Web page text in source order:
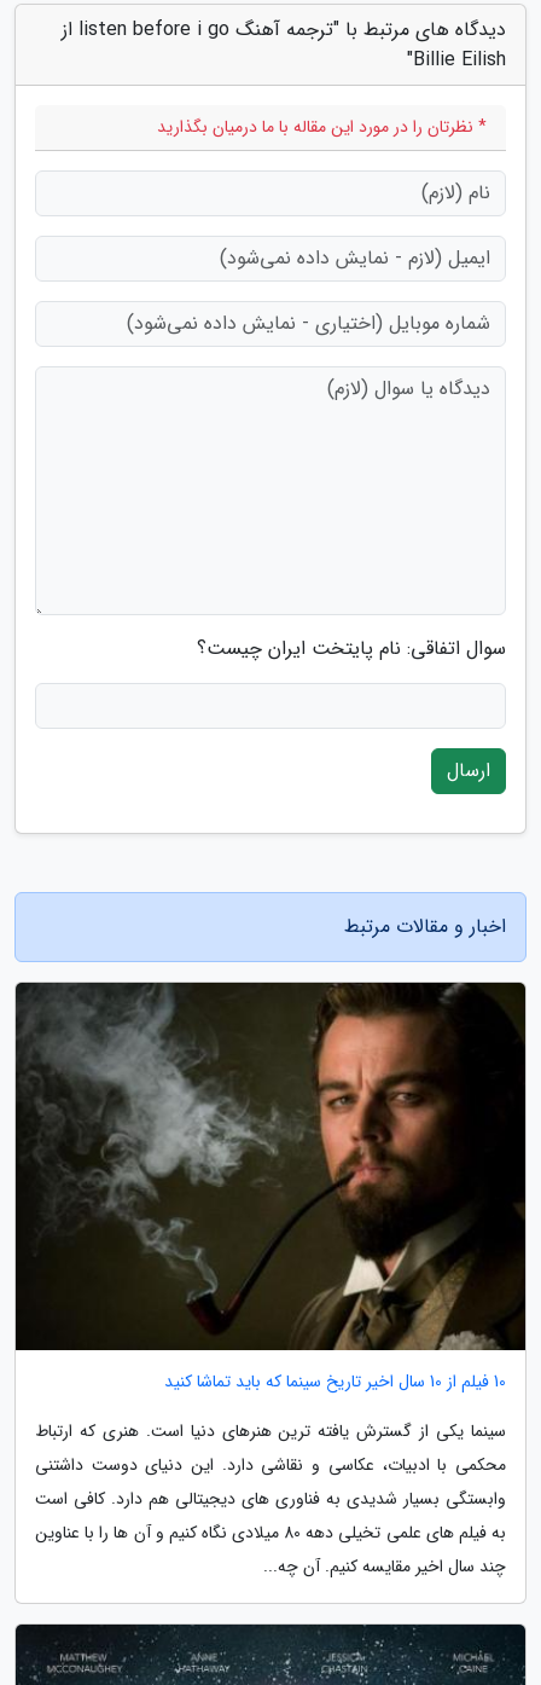
دیدگاه های مرتبط با "ترجمه آهنگ listen before i go از
Billie Eilish"
* نظرتان را در مورد این مقاله با ما درمیان بگذارید
سوال اتفاقی: نام پایتخت ایران چیست؟
ارسال
اخبار و مقالات مرتبط
10 فیلم از 10 سال اخیر تاریخ سینما که باید تماشا کنید
سینما یکی از گسترش یافته ترین هنرهای دنیا است. هنری که ارتباط
محکمی با ادبیات، عکاسی و نقاشی دارد. این دنیای دوست داشتنی
وابستگی بسیار شدیدی به فناوری های دیجیتالی هم دارد. کافی است
به فیلم های علمی تخیلی دهه 80 میلادی نگاه کنیم و آن ها را با عناوین
چند سال اخیر مقایسه کنیم. آن چه...